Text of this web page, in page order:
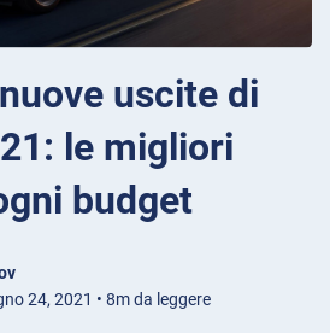
uscite di
le migliori
budget
24, 2021 • 8m da leggere